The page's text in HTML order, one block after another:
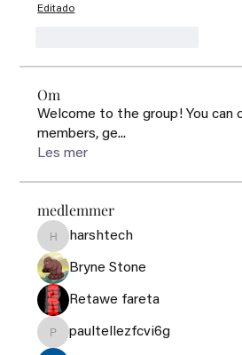
Editado
Om
Welcome to the group! You
members, ge...
Les mer
medlemmer
harshtech
harshtech
Bryne Stone
Retawe fareta
paultellezfcvi6g
paultellezfcvi6g